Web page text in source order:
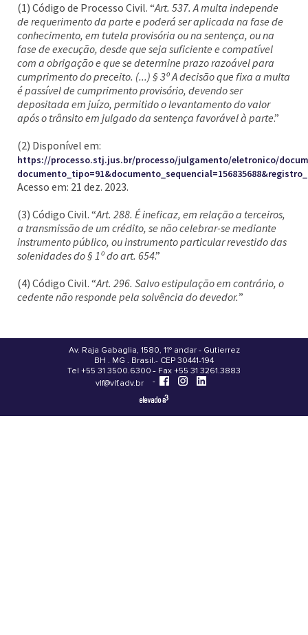
(1) Código de Processo Civil. “Art. 537. A multa independe
de requerimento da parte e poderá ser aplicada na fase de
conhecimento, em tutela provisória ou na sentença, ou na
fase de execução, desde que seja suficiente e compatível
com a obrigação e que se determine prazo razoável para
cumprimento do preceito. (...) § 3º A decisão que fixa a multa
é passível de cumprimento provisório, devendo ser
depositada em juízo, permitido o levantamento do valor
após o trânsito em julgado da sentença favorável à parte.”
(2) Disponível em:
https://processo.stj.jus.br/processo/julgamento/eletronico/
Acesso em: 21 dez. 2023.
(3) Código Civil. “Art. 288. É ineficaz, em relação a terceiros,
a transmissão de um crédito, se não celebrar-se mediante
instrumento público, ou instrumento particular revestido das
solenidades do § 1º do art. 654.”
(4) Código Civil. “Art. 296. Salvo estipulação em contrário, o
cedente não responde pela solvência do devedor.”
Av. Raja Gabaglia, 1580, 11º andar - Gutierrez
.
BH . MG . Brasil - CEP 30441-194
-
Tel +55 31 3500.6300 - Fax +55 31 3261.3883
-
vlf@vlf.adv.br